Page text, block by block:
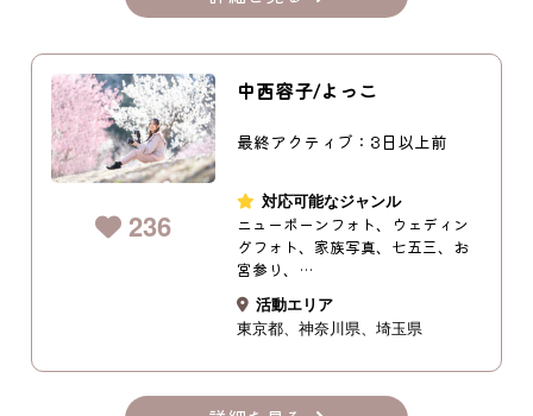
236
中西容子/よっこ
最終アクティブ：3日以上前
対応可能なジャンル
ニューボーンフォト、ウェディン
グフォト、家族写真、七五三、お
宮参り、…
活動エリア
東京都
神奈川県 埼玉県